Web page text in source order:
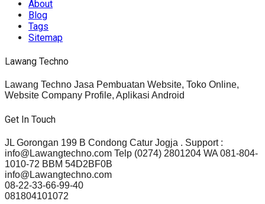
About
Blog
Tags
Sitemap
Lawang Techno
Lawang Techno Jasa Pembuatan Website, Toko Online,
Website Company Profile, Aplikasi Android
Get In Touch
JL Gorongan 199 B Condong Catur Jogja . Support :
info@Lawangtechno.com Telp (0274) 2801204 WA 081-804-
1010-72 BBM 54D2BF0B
info@Lawangtechno.com
08-22-33-66-99-40
081804101072